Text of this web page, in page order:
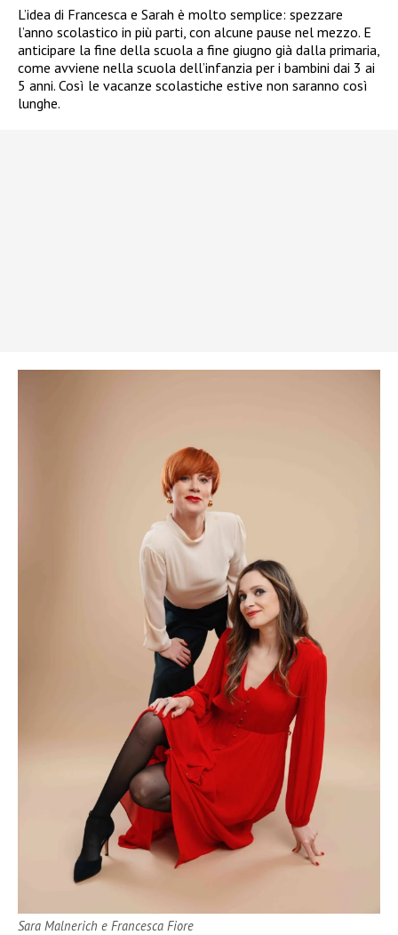
L’idea di Francesca e Sarah è molto semplice: spezzare
l’anno scolastico in più parti, con alcune pause nel mezzo. E
anticipare la fine della scuola a fine giugno già dalla primaria,
come avviene nella scuola dell’infanzia per i bambini dai 3 ai
5 anni. Così le vacanze scolastiche estive non saranno così
lunghe.
Sara Malnerich e Francesca Fiore